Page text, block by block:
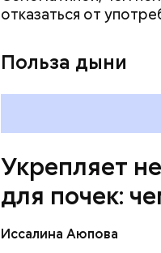
отказаться от
Польза дыни
Укрепляет
для почек:
Иссалина Аюпова
повышению